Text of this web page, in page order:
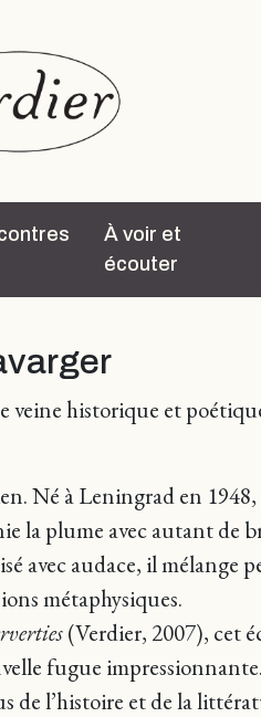
À voir et
écouter
historique et
Né à Leningrad en
la plume avec autant de
avec audace, il mélange
métaphysiques.
(Verdier, 2007), cet
fugue
de l’histoire et de la